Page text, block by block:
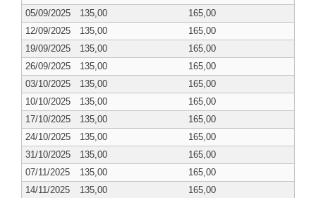
05/09/2025
135,00
165,00
12/09/2025
135,00
165,00
19/09/2025
135,00
165,00
26/09/2025
135,00
165,00
03/10/2025
135,00
165,00
10/10/2025
135,00
165,00
17/10/2025
135,00
165,00
24/10/2025
135,00
165,00
31/10/2025
135,00
165,00
07/11/2025
135,00
165,00
14/11/2025
135,00
165,00